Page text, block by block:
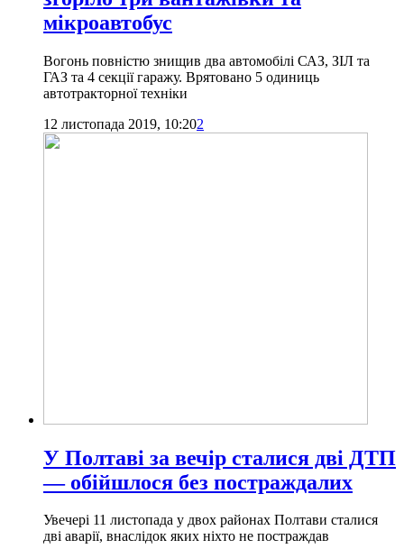
мікроавтобус
Вогонь повністю знищив два автомобілі САЗ, ЗІЛ та
ГАЗ та 4 секції гаражу. Врятовано 5 одиниць
автотракторної техніки
12 листопада 2019, 10:202
У Полтаві за вечір сталися дві ДТП
— обійшлося без постраждалих
Увечері 11 листопада у двох районах Полтави сталися
дві аварії, внаслідок яких ніхто не постраждав